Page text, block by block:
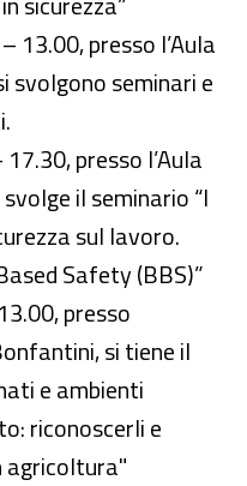
13.00, presso l’Aula
svolgono seminari e
presso l’Aula
il seminario “I
sul lavoro.
Safety (BBS)”
presso
si tiene il
e ambienti
riconoscerli e
agricoltura"